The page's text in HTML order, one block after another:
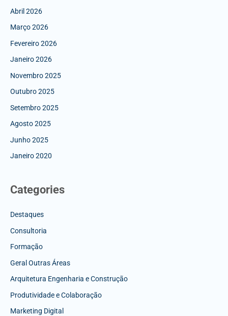
Abril 2026
Março 2026
Fevereiro 2026
Janeiro 2026
Novembro 2025
Outubro 2025
Setembro 2025
Agosto 2025
Junho 2025
Janeiro 2020
Categories
Destaques
Consultoria
Formação
Geral Outras Áreas
Arquitetura Engenharia e Construção
Produtividade e Colaboração
Marketing Digital